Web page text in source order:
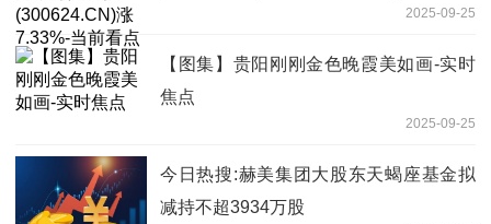
2025-09-25
【图集】贵阳刚刚金色晚霞美如画-实时
焦点
2025-09-25
今日热搜:赫美集团大股东天蝎座基金拟
减持不超3934万股